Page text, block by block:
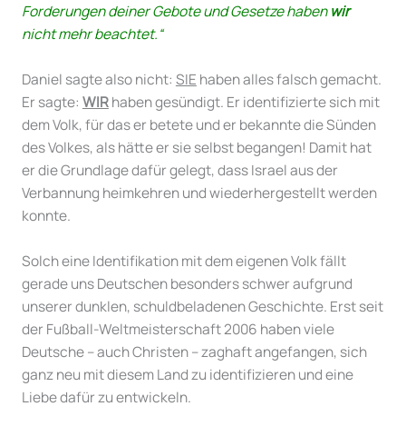
Forderungen deiner Gebote und Gesetze habenwir
nicht mehr beachtet.“
Daniel sagte also nicht: SIE haben alles falsch gemacht.
Er sagte: WIRhaben gesündigt. Er identifizierte sich mit
dem Volk, für das er betete und er bekannte die Sünden
des Volkes, als hätte er sie selbst begangen! Damit hat
er die Grundlage dafür gelegt, dass Israel aus der
Verbannung heimkehren und wiederhergestellt werden
konnte.
Solch eine Identifikation mit dem eigenen Volk fällt
gerade uns Deutschen besonders schwer aufgrund
unserer dunklen, schuldbeladenen Geschichte. Erst seit
der Fußball-Weltmeister­schaft 2006 haben viele
Deutsche – auch Christen – zaghaft angefangen, sich
ganz neu mit diesem Land zu identifizieren und eine
Liebe dafür zu entwickeln.